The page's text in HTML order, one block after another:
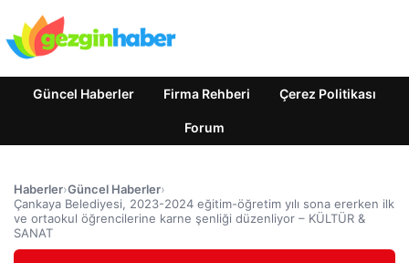
Güncel Haberler Firma Rehberi Çerez Politikası
Forum
Haberler›Güncel Haberler›
Çankaya Belediyesi, 2023-2024 eğitim-öğretim yılı sona ererken ilk
ve ortaokul öğrencilerine karne şenliği düzenliyor – KÜLTÜR &
SANAT